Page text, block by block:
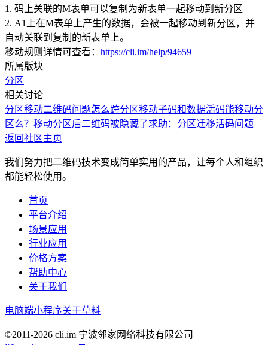
1. 码上关联的M表单可以复制为新表单一起移动到新分区
2. A1上在M表单上产生的数据，会被一起移动到新分区，并
自动关联到复制的新表单上。
移动规则详情可查看： https://cli.im/help/94659
所属版块
分区
相关讨论
分区移动二维码问题怎么跨分区移动子码和数据活码能移动分
区么？ 移动分区后二维码被隐藏了求助：分区迁移活码问题
返回社区主页
我们努力把二维码技术变成简单实用的产品，让每个人和组织
都能轻松使用。
首页
平台介绍
场景应用
行业应用
价格方案
帮助中心
关于我们
电脑端小程序关于草料
©2011-2026 cli.im 宁波邻家网络科技有限公司